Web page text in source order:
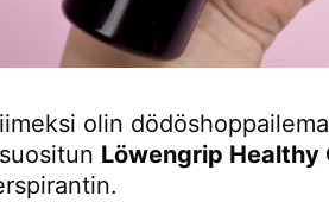
olin
Löwengrip Healthy